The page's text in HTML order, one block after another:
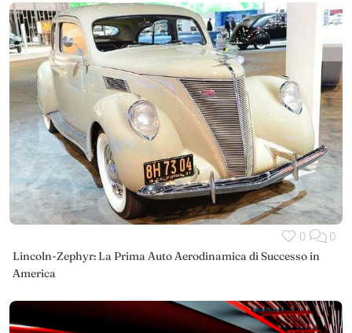
0 0
Lincoln-Zephyr: La Prima Auto Aerodinamica di Successo in
America